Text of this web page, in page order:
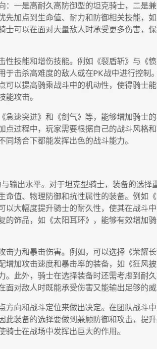
：一是高耐久高防御型的坦克骑士，二是
先加点到生命值、耐力和防御相关技能，
士可以在面对大量敌人时承受更多伤害，
性技能和增伤技能。例如《裂盾斩》与《
击杀高难度的敌人或在PK战中进行控制
可以提高骑乘战斗中的机动性，使得骑士
攻击。
急速突进》和《剑气》等，能够增加骑士
点过程中，玩家需要根据自己的战斗风格
场合下都能发挥出色的战斗能力。
输出水平。对于坦克型骑士，装备的选择
命值、物理防御和抗性属性的装备。例如
以大幅度提升骑士的耐久性，使其在战斗
的饰品，如《太阳耳环》，能够有效增加
力和暴击伤害。例如，可以选择《荣耀长
加攻击速度和暴击率的装备，如《狂风披
。此外，骑士在选择装备时还需考虑到耐
对敌人时既能承受伤害又能输出足够的威
方向和战斗定位来做出决定。在团队战斗
此装备的选择要做到兼顾防御和攻击，提
士在战场中发挥出巨大的作用。